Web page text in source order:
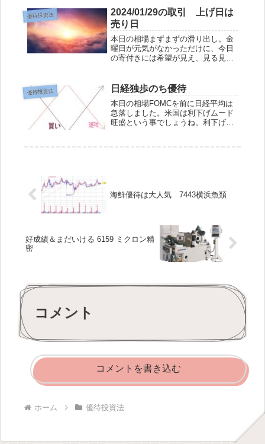
良く解らないのが現状だと思いま
す。明日は幻のSQになるんじゃない
だろうか。俺の株...
優待投資法
2024/01/29の取引 上げ日は
売り日
本日の相場まずまずの滑り出し。金
曜日が元気がなかっただけに、今日
の寄付きには希望が見え、見る見る
相場でした。本日の成績総投資額
× 1.56% の利益（含み損益を含
む）2024...
優待投資法 日経独歩のち優待
本日の相場FOMCを前に日経平均は
急落しました。米国は利下げムード
旺盛という事でしょうね。利下げが
海鮮優待は大人気 7443横浜魚類
好成績＆まだいける 6159 ミクロン精
密
コメント
コメントを書き込む
ホーム 優待投資法